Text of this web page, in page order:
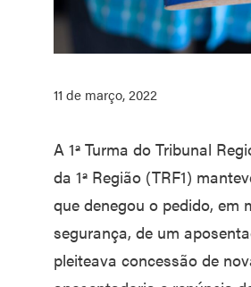
11 de março, 2022
A 1ª Turma do Tribunal
da 1ª Região (TRF1)
que denegou o pedido, em
segurança, de um
pleiteava concessão de